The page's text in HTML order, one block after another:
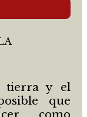
tierra y el
que
como